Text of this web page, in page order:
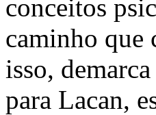
conceitos
caminho que
isso,
para Lacan,